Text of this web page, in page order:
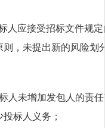
人应接受招标文件规定
则，未提出新的风险划
人未增加发包人的责
标人义务；